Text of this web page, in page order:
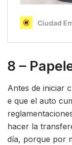
8 –
Antes de iniciar
e que el auto
hacer la
día, porque por